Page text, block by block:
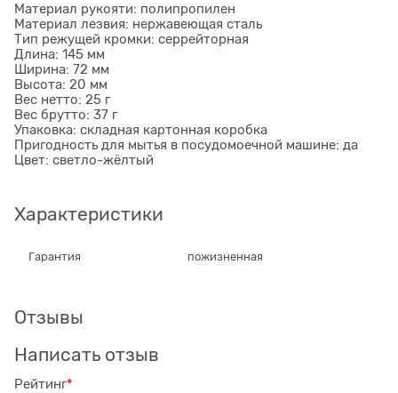
Материал рукояти: полипропилен
Материал лезвия: нержавеющая сталь
Тип режущей кромки: серрейторная
Длина: 145 мм
Ширина: 72 мм
Высота: 20 мм
Вес нетто: 25 г
Вес брутто: 37 г
Упаковка: складная картонная коробка
Пригодность для мытья в посудомоечной машине: да
Цвет: светло-жёлтый
Характеристики
Гарантия пожизненная
Отзывы
Написать отзыв
Рейтинг